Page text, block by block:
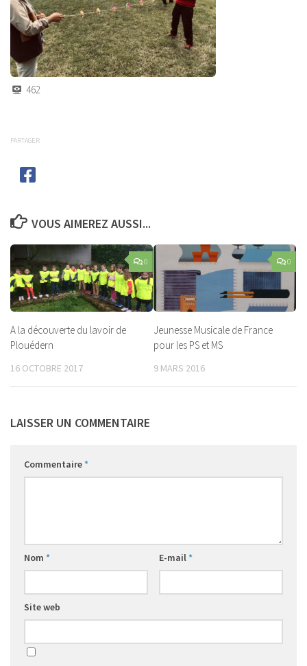
462
PARTAGER
VOUS AIMEREZ AUSSI...
0
A la découverte du lavoir de
Plouédern
16 OCTOBRE 2017
0
Jeunesse Musicale de France
pour les PS et MS
9 MARS 2016
LAISSER UN COMMENTAIRE
Commentaire*
Nom * E-mail*
Site web